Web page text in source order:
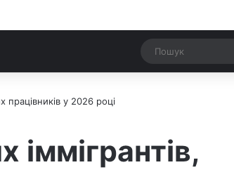
Рандомна новина
Switch skin
працівників у 2026 році
іммігрантів,